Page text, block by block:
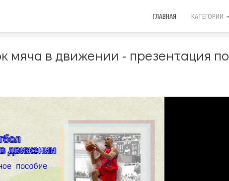
ГЛАВНАЯ КАТЕГОРИИ
мяча в движении - презентация по